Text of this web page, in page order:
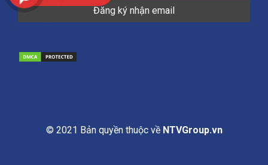
© 2021 Bản quyền thuộc về NTVGroup.vn